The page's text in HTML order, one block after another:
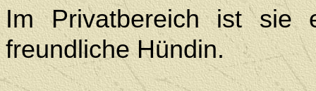
Im Privatbereich ist sie
freundliche Hündin.